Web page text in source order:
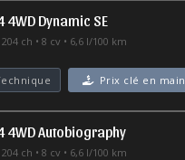
4WD Dynamic SE
204 ch 8 cv 6,6 l/100 km
Prix clé en main
4WD Autobiography
204 ch 8 cv 6,6 l/100 km